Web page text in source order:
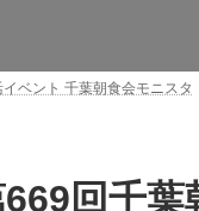
ベント 千葉朝食会モニスタ